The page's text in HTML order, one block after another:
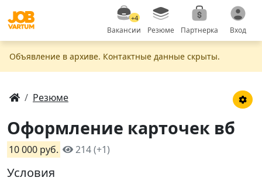
+4
Вакансии Резюме Партнерка Вход
Объявление в apxивe. Контактные данные скрыты.
Резюме
Оформление карточек вб
10 000 руб. 214 (+1)
Условия